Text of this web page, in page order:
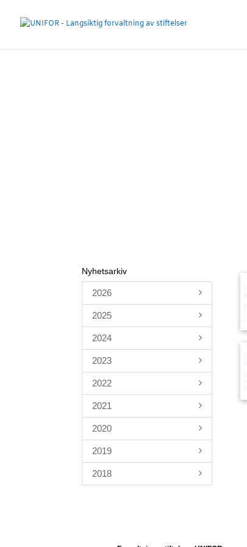
Nyhetsarkiv
2026
2025
2024
2023
2022
2021
2020
2019
2018